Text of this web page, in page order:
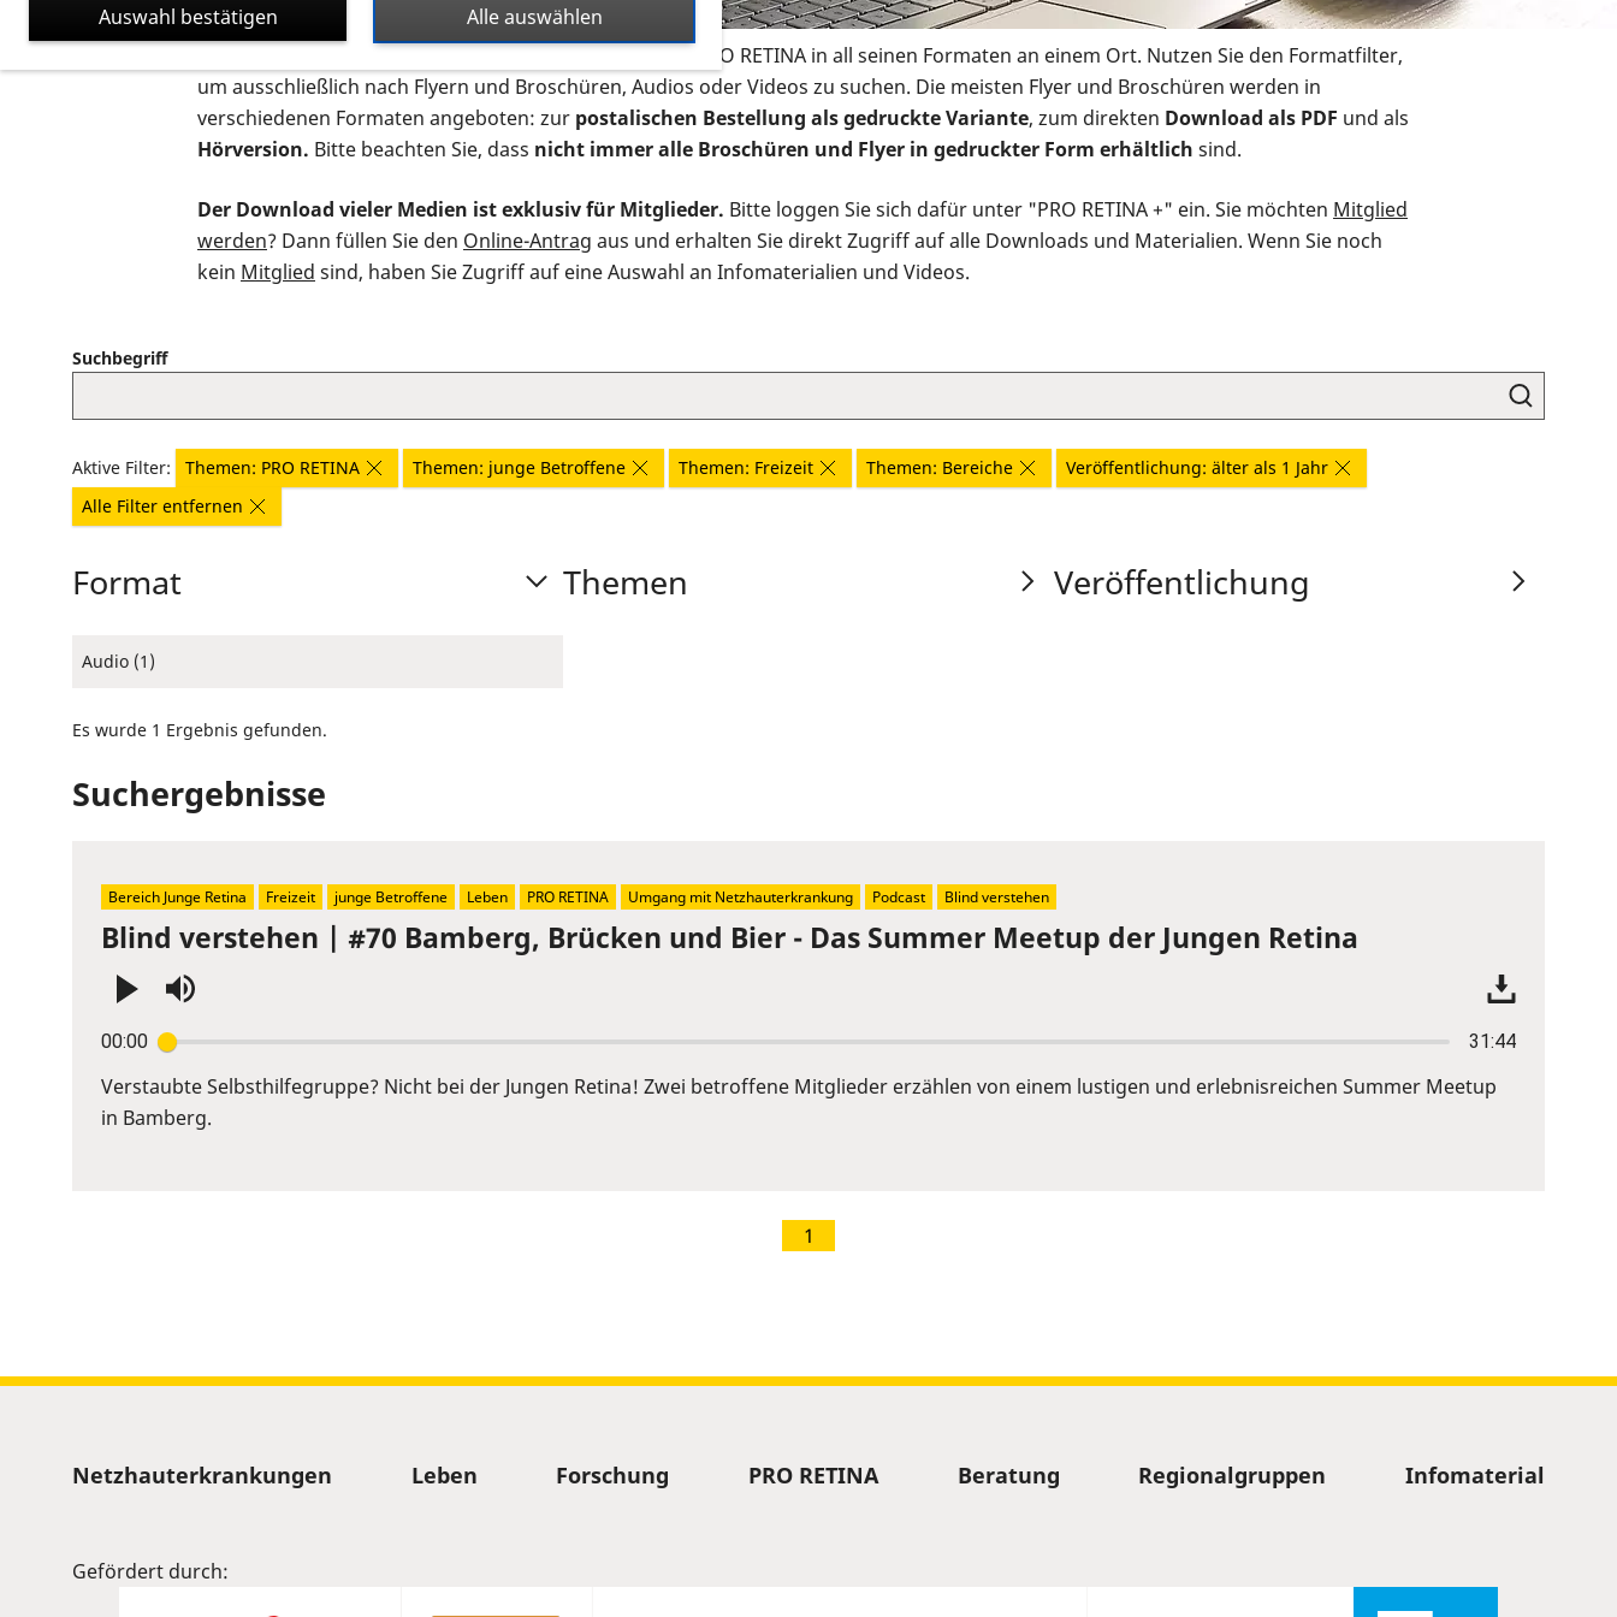
Auf dieser Seite finden Sie sämtliches Infomaterial der PRO RETINA in all seinen Formaten an einem Ort. Nutzen Sie den Formatfilter,
um ausschließlich nach Flyern und Broschüren, Audios oder Videos zu suchen. Die meisten Flyer und Broschüren werden in
verschiedenen Formaten angeboten: zur postalischen Bestellung als gedruckte Variante, zum direkten Download als PDF und als
Hörversion. Bitte beachten Sie, dass nicht immer alle Broschüren und Flyer in gedruckter Form erhältlich sind.
Der Download vieler Medien ist exklusiv für Mitglieder. Bitte loggen Sie sich dafür unter "PRO RETINA +" ein. Sie möchten Mitglied
werden? Dann füllen Sie den Online-Antrag aus und erhalten Sie direkt Zugriff auf alle Downloads und Materialien. Wenn Sie noch
kein Mitglied sind, haben Sie Zugriff auf eine Auswahl an Infomaterialien und Videos.
Suchbegriff
Aktive Filter: Themen: PRO RETINA Themen: junge Betroffene Themen: Freizeit Themen: Bereiche
Veröffentlichung: älter als 1 Jahr
Alle Filter entfernen
Format
Audio (1)
Themen Veröffentlichung
Es wurde 1 Ergebnis gefunden.
Suchergebnisse
Blind verstehen | #70 Bamberg, Brücken und Bier - Das Summer Meetup der Jungen Retina
00:00 31:44
Enter
or
Space
Verstaubte Selbsthilfegruppe? Nicht bei der Jungen Retina! Zwei betroffene Mitglieder erzählen von einem lustigen und erlebnisreichen Summer Meetup
in Bamberg.
Bereich Junge Retina Freizeit junge Betroffene Leben PRO RETINA Umgang mit Netzhauterkrankung Podcast Blind verstehen
1
Sitemap
Netzhauterkrankungen Leben Forschung PRO RETINA Beratung Regionalgruppen Infomaterial
Gefördert durch:
Alle auswählen
Auswahl bestätigen